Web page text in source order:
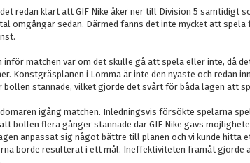
redan klart att GIF Nike åker ner till Division 5 samtidigt
omgångar sedan. Därmed fanns det inte mycket att
inför matchen var om det skulle gå att spela eller inte, då
Konstgräsplanen i Lomma är inte den nyaste och redan
bollen stannade, vilket gjorde det svårt för båda lagen att
igång matchen. Inledningsvis försökte spelarna
bollen flera gånger stannade där GIF Nike gavs
anpassat sig något bättre till planen och vi kunde hitta
borde resulterat i ett mål. Ineffektiviteten framåt